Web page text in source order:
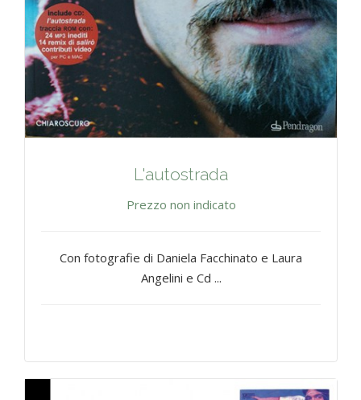
L'autostrada
Prezzo non indicato
Con fotografie di Daniela Facchinato e Laura
Angelini e Cd ...